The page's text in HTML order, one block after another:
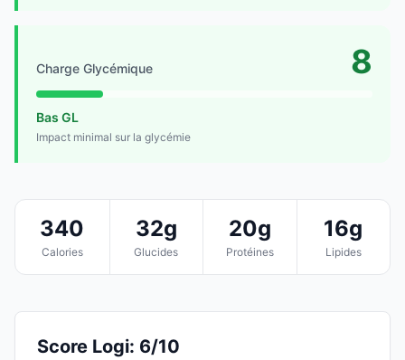
Charge Glycémique 8
Bas GL
Impact minimal sur la glycémie
340
Calories
32g
Glucides
20g
Protéines
16g
Lipides
Score Logi: 6/10